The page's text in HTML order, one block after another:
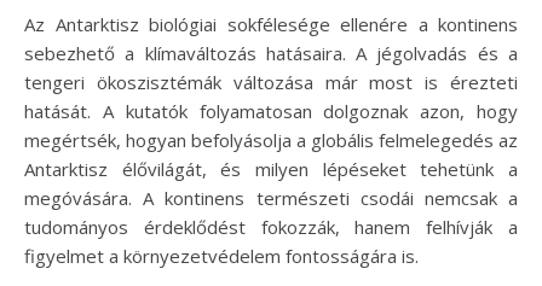
Az Antarktisz biológiai sokfélesége ellenére a kontinens
sebezhető a klímaváltozás hatásaira. A jégolvadás és a
tengeri ökoszisztémák változása már most is érezteti
hatását. A kutatók folyamatosan dolgoznak azon, hogy
megértsék, hogyan befolyásolja a globális felmelegedés az
Antarktisz élővilágát, és milyen lépéseket tehetünk a
megóvására. A kontinens természeti csodái nemcsak a
tudományos érdeklődést fokozzák, hanem felhívják a
figyelmet a környezetvédelem fontosságára is.